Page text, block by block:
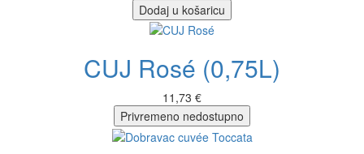
Dodaj u košaricu
CUJ Rosé (0,75L)
11,73 €
Privremeno nedostupno